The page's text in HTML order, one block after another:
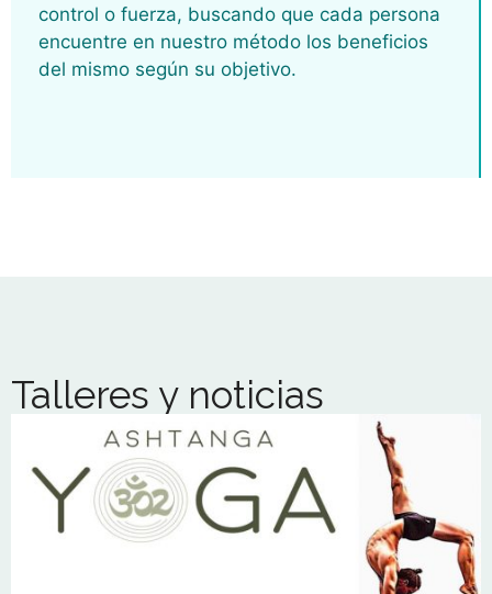
control o fuerza, buscando que cada persona
encuentre en nuestro método los beneficios
del mismo según su objetivo.
Talleres y noticias